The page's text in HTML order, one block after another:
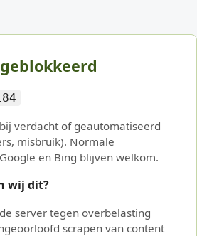
verdacht of geautomatiseerd
misbruik). Normale
en Bing blijven welkom.
wij dit?
server tegen overbelasting
scrapen van content